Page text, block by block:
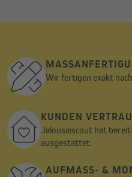
Wir fertigen exakt
KUNDEN
Jalousiescout hat
ausgestattet.
AUFMASS- &